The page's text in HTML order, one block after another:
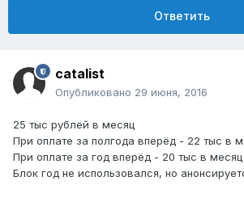
Ответить
catalist
Опубликовано 29 июня, 2016
25 тыс рублей в месяц
При оплате за полгода вперёд - 22 тыс в
При оплате за год вперёд - 20 тыс в месяц
Блок год не использовался, но